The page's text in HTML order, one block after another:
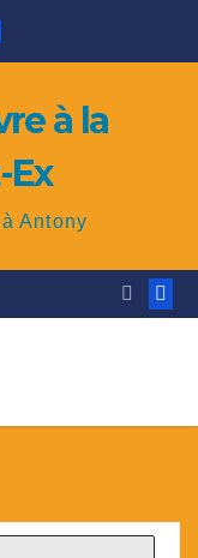
à la
Ex
Antony